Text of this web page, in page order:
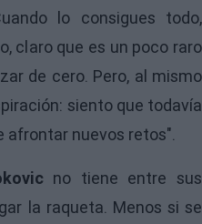
lo consigues todo,
claro que es un poco raro
de cero. Pero, al mismo
siento que todavía
afrontar nuevos retos".
no tiene entre sus
la raqueta. Menos si se